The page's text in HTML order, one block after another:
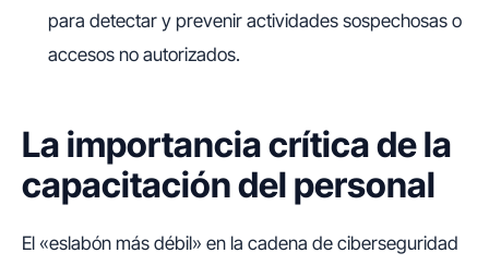
para detectar y prevenir actividades sospechosas o
accesos no autorizados.
La importancia crítica de la
capacitación del personal
El «eslabón más débil» en la cadena de ciberseguridad